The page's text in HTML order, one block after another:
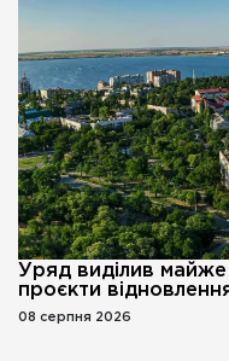
Уряд виділив майже
проєкти
08 серпня 2026